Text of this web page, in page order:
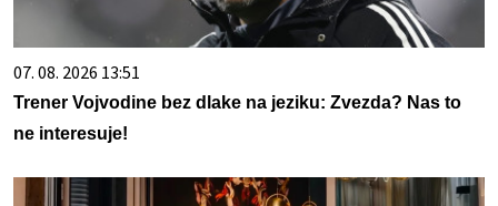
07. 08. 2026 13:51
Trener Vojvodine bez dlake na jeziku: Zvezda? Nas to
ne interesuje!